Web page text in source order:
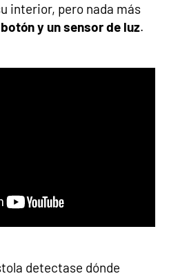
interior, pero nada más
y un sensor de luz.
detectase dónde